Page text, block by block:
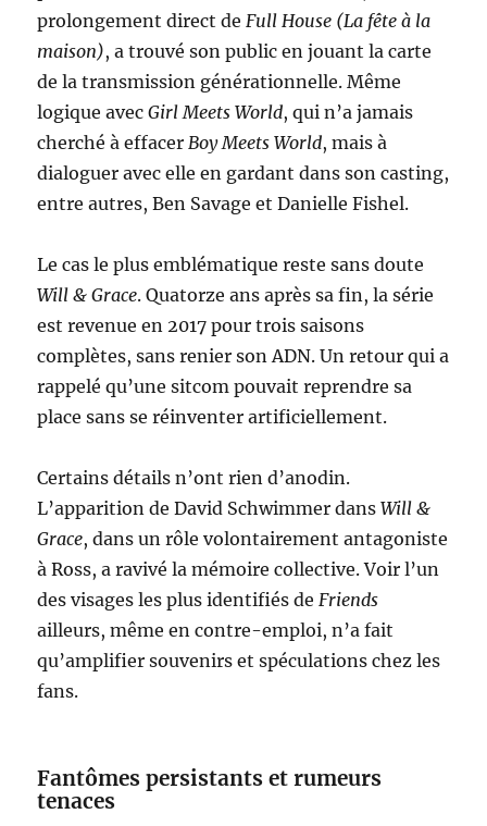
prolongement direct deFull House (La fête à la
maison), a trouvé son public en jouant la carte
de la transmission générationnelle. Même
logique avecGirl Meets World, qui n’a jamais
cherché à effacerBoy Meets World, mais à
dialoguer avec elle en gardant dans son casting,
entre autres, Ben Savage et Danielle Fishel.
Le cas le plus emblématique reste sans doute
Will & Grace. Quatorze ans après sa fin, la série
est revenue en 2017 pour trois saisons
complètes, sans renier son ADN. Un retour qui a
rappelé qu’une sitcom pouvait reprendre sa
place sans se réinventer artificiellement.
Certains détails n’ont rien d’anodin.
L’apparition de David Schwimmer dansWill &
Grace, dans un rôle volontairement antagoniste
à Ross, a ravivé la mémoire collective. Voir l’un
des visages les plus identifiés deFriends
ailleurs, même en contre-emploi, n’a fait
qu’amplifier souvenirs et spéculations chez les
fans.
Fantômes persistants et rumeurs
tenaces